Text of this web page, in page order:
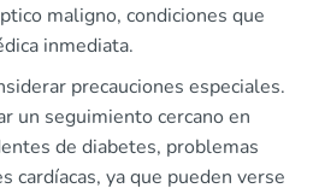
maligno, condiciones que
inmediata.
precauciones especiales.
un seguimiento cercano en
de diabetes, problemas
cardíacas, ya que pueden verse